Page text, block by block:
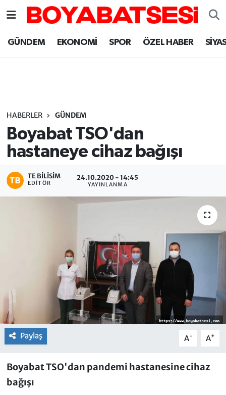
GÜNDEM EKONOMİ SPOR ÖZEL HABER
HABERLER GÜNDEM
Boyabat TSO'dan
hastaneye cihaz bağışı
TE BILISIM
EDITÖR
24.10.2020 - 14:45
YAYINLANMA
Paylaş A- A+
Boyabat TSO'dan pandemi hastanesine cihaz
bağışı
Sinop Nöbetçi Eczaneler
Sinop Trafik Yoğunluk Haritası
Süper Lig Puan Durumu ve Fikstür